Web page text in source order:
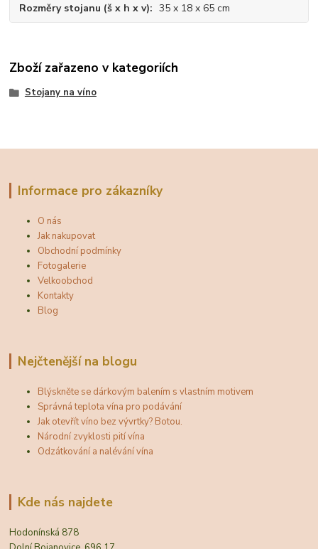
Rozměry stojanu (š x h x v) 35 x 18 x 65 cm
Zboží zařazeno v kategoriích
Stojany na víno
Informace pro zákazníky
O nás
Jak nakupovat
Obchodní podmínky
Fotogalerie
Velkoobchod
Kontakty
Blog
Nejčtenější na blogu
Blýskněte se dárkovým balením s vlastním motivem
Správná teplota vína pro podávání
Jak otevřít víno bez vývrtky? Botou.
Národní zvyklosti pití vína
Odzátkování a nalévání vína
Kde nás najdete
Hodonínská 878